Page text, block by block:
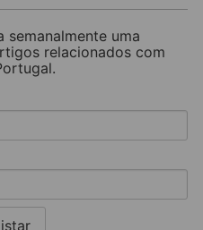
uma
relacionados com